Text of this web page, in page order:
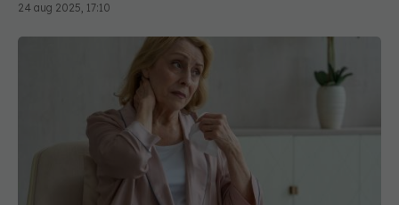
24 aug 2025, 17:10